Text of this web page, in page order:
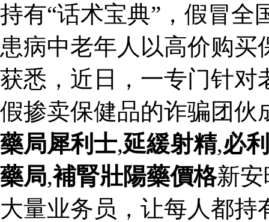
持有“话术宝典”，假冒全
患病中老年人以高价购
获悉，近日，一专门针对
假掺卖保健品的诈骗团
藥局犀利士,延緩射精,必
藥局,補腎壯陽藥價格新
大量业务员，让每人都持